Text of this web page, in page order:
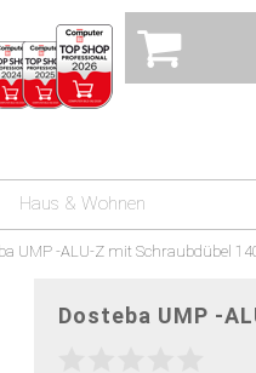
Haus & Wohnen
UMP -ALU-Z mit Schraubdübel
Dosteba UMP -